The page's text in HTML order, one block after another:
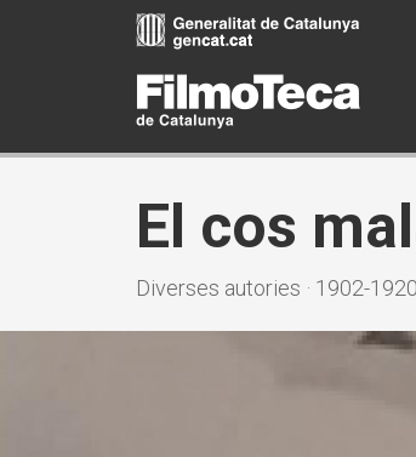
El cos
Diverses autories · 1902-